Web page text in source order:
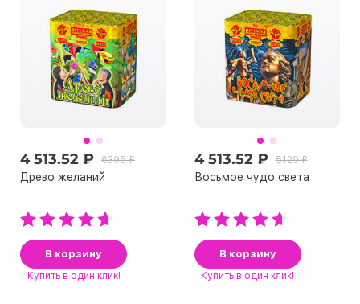
4 513.52 ₽ 6395 ₽
Древо желаний
В корзину
Купить в один клик!
4 513.52 ₽ 5129 ₽
Восьмое чудо света
В корзину
Купить в один клик!